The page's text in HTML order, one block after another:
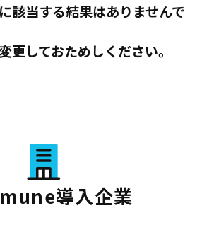
該当する結果はありませんで
更しておためしください。
導入企業